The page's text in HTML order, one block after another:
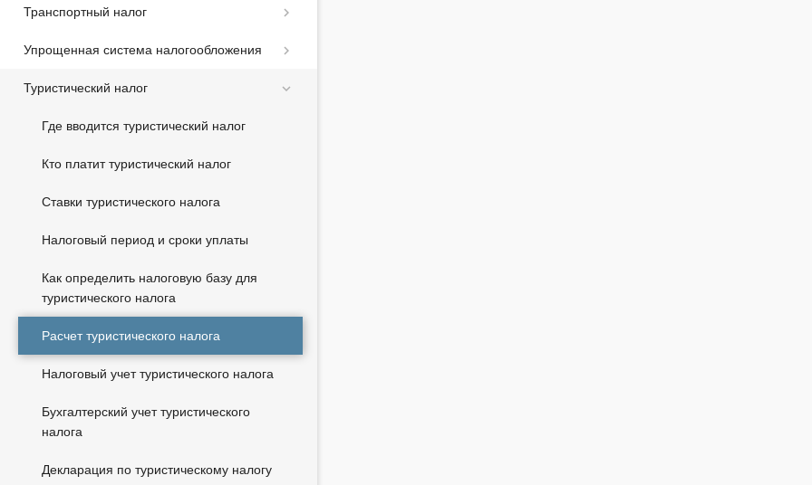
Транспортный налог
Упрощенная система налогообложения
Туристический налог
Где вводится туристический налог
Кто платит туристический налог
Ставки туристического налога
Налоговый период и сроки уплаты
Как определить налоговую базу для
туристического налога
Расчет туристического налога
Налоговый учет туристического налога
Бухгалтерский учет туристического
налога
Декларация по туристическому налогу